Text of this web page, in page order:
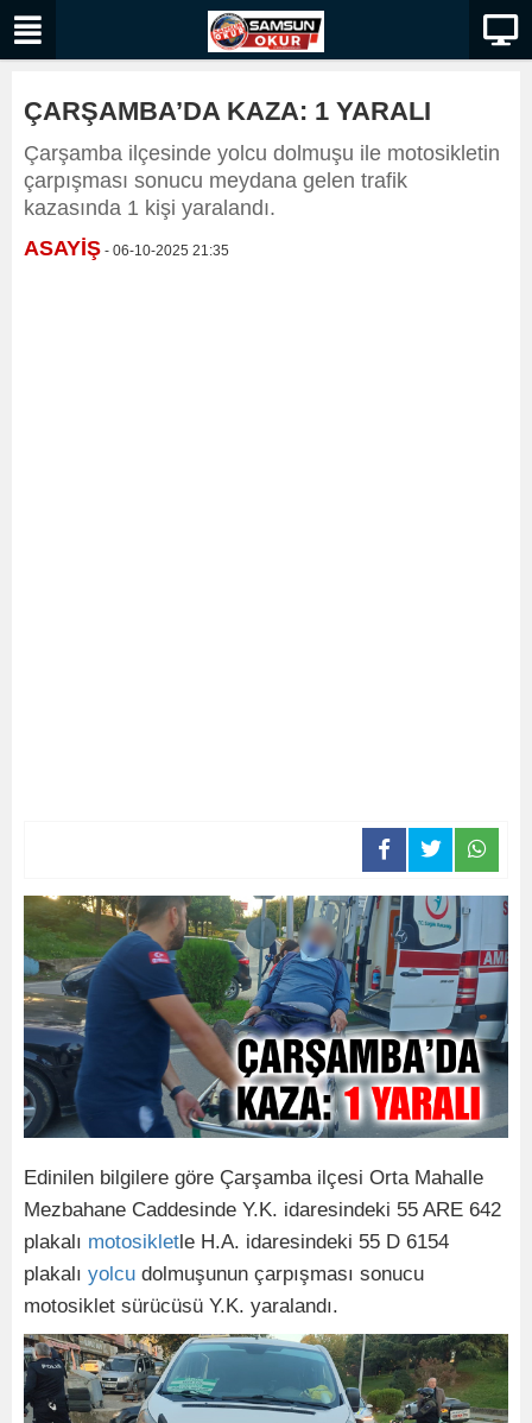
ÇARŞAMBA’DA KAZA: 1 YARALI
Çarşamba ilçesinde yolcu dolmuşu ile motosikletin
çarpışması sonucu meydana gelen trafik
kazasında 1 kişi yaralandı.
ASAYİŞ - 06-10-2025 21:35
Edinilen bilgilere göre Çarşamba ilçesi Orta Mahalle
Mezbahane Caddesinde Y.K. idaresindeki 55 ARE 642
plakalı motosikletle H.A. idaresindeki 55 D 6154
plakalı yolcu dolmuşunun çarpışması sonucu
motosiklet sürücüsü Y.K. yaralandı.